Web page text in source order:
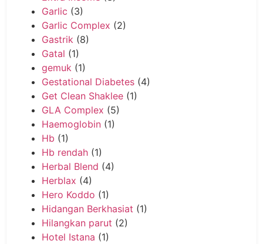
Garlic (3)
Garlic Complex (2)
Gastrik (8)
Gatal (1)
gemuk (1)
Gestational Diabetes (4)
Get Clean Shaklee (1)
GLA Complex (5)
Haemoglobin (1)
Hb (1)
Hb rendah (1)
Herbal Blend (4)
Herblax (4)
Hero Koddo (1)
Hidangan Berkhasiat (1)
Hilangkan parut (2)
Hotel Istana (1)